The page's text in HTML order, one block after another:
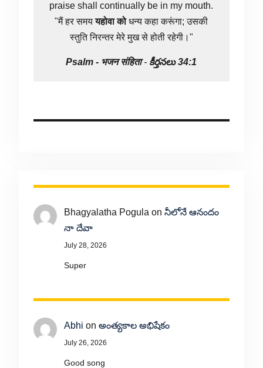
praise shall continually be in my mouth.
"मैं हर समययहोवा कोधन्य कहा करूंगा; उसकी
स्तुति निरन्तर मेरे मुख से होती रहेगी।"
Psalm - भजन संहिता- కీర్తనలు 34:1
Bhagyalatha Pogula on నీలోనే ఆనందం
నా దేవా
July 28, 2026
Super
Abhi on అంత్యకాల అభిషేకం
July 26, 2026
Good song